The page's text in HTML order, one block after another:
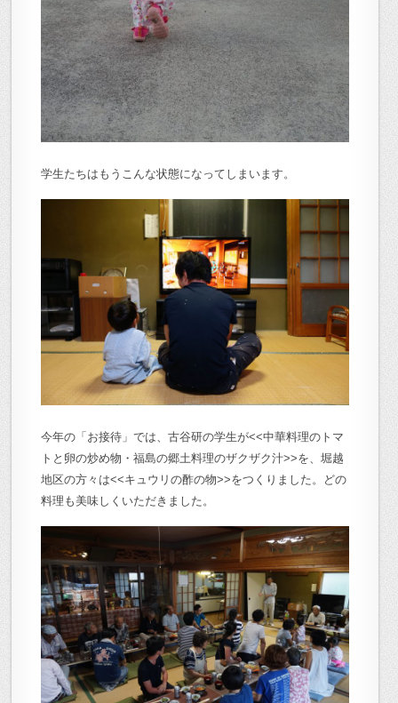
学生たちはもうこんな状態になってしまいます。
今年の「お接待」では、古谷研の学生が<<中華料理のトマ
トと卵の炒め物・福島の郷土料理のザクザク汁>>を、堀越
地区の方々は<<キュウリの酢の物>>をつくりました。どの
料理も美味しくいただきました。